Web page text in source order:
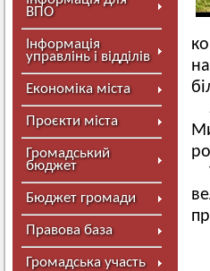
ВПО
Інформація
управлінь і відділів
Економіка міста
Проєкти міста
Громадський
бюджет
Бюджет громади
Правова база
Громадська участь